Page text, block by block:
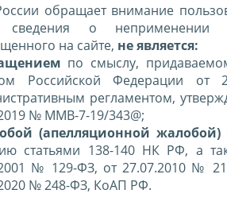
обращает внимание
сведения о неприменении
на сайте, не является:
по смыслу,
Российской Федерации
регламентом,
№ ММВ-7-19/343@;
(апелляционной жалобой)
статьями 138-140 НК РФ, а
№ 129-ФЗ, от 27.07.2010 №
№ 248-ФЗ, КоАП РФ.